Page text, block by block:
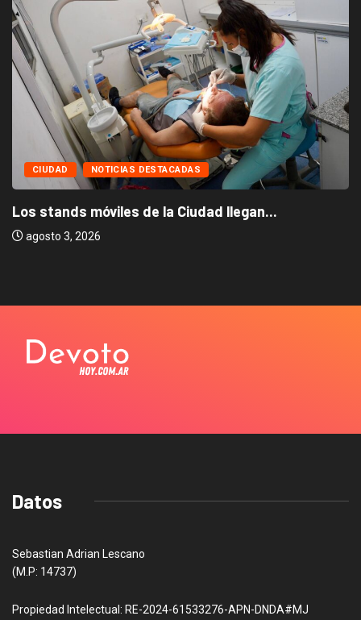
CIUDAD NOTICIAS DESTACADAS
Los stands móviles de la Ciudad llegan...
agosto 3, 2026
Datos
Sebastian Adrian Lescano
(M.P: 14737)
Propiedad Intelectual: RE-2024-61533276-APN-DNDA#MJ